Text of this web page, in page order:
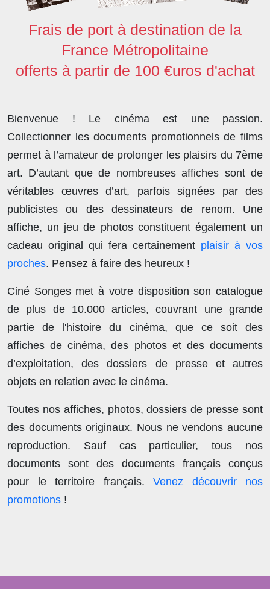
Frais de port à destination de la
France Métropolitaine
offerts à partir de 100 €uros d'achat
Bienvenue ! Le cinéma est une passion.
Collectionner les documents promotionnels de films
permet à l’amateur de prolonger les plaisirs du 7ème
art. D’autant que de nombreuses affiches sont de
véritables œuvres d’art, parfois signées par des
publicistes ou des dessinateurs de renom. Une
affiche, un jeu de photos constituent également un
cadeau original qui fera certainement plaisir à vos
proches. Pensez à faire des heureux !
Ciné Songes met à votre disposition son catalogue
de plus de 10.000 articles, couvrant une grande
partie de l'histoire du cinéma, que ce soit des
affiches de cinéma, des photos et des documents
d’exploitation, des dossiers de presse et autres
objets en relation avec le cinéma.
Toutes nos affiches, photos, dossiers de presse sont
des documents originaux. Nous ne vendons aucune
reproduction. Sauf cas particulier, tous nos
documents sont des documents français conçus
pour le territoire français. Venez découvrir nos
promotions !